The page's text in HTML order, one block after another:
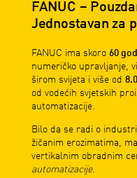
FANUC –
Jednostavan za
FANUC ima skoro 60
numeričko upravljanje,
širom svijeta i više od
od vodećih svjetskih
automatizacije.
Bilo da se radi o
žičanim erozimatima,
vertikalnim obradnim
automatizacije.